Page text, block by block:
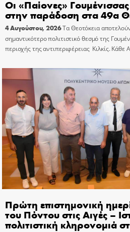
Οι «Παίονες»
στην παράδοση στα 49α
4 Αυγούστου, 2026Τα Θεοτόκεια
σημαντικότερο πολιτιστικό θεσμό της
περιοχής της αντιπεριφέρειας Κιλκίς. Κάθε
Πρώτη επιστημονική
του Πόντου στις Αιγές –
πολιτιστική κληρονομιά